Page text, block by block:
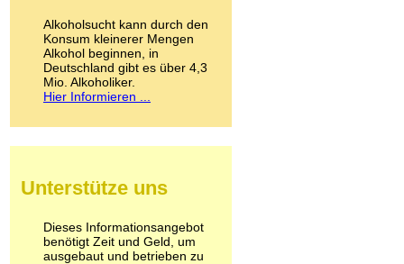
LSD
Marihuana
Medikamente
Meskalin
Metamphetamin
Methadon
Pilze
Psychopharmaka
Schlafmittel
Schmerzmittel
Alkoholsucht kann durch den
Konsum kleinerer Mengen
Alkohol beginnen, in
Deutschland gibt es über 4,3
Mio. Alkoholiker.
Hier Informieren ...
Unterstütze uns
Dieses Informationsangebot
benötigt Zeit und Geld, um
ausgebaut und betrieben zu